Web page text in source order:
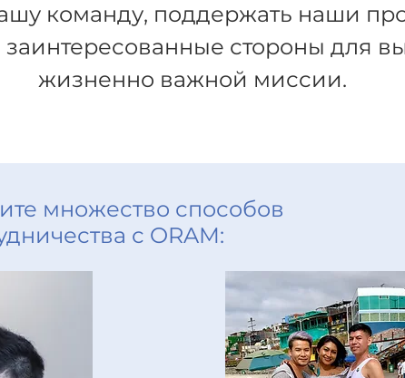
команду, поддержать наши
стороны для
жизненно важной миссии.
множество способов
с ORAM: